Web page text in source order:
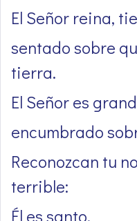
El Señor reina,
sentado sobre
tierra.
El Señor es
encumbrado
Reconozcan tu
terrible:
Él es santo.